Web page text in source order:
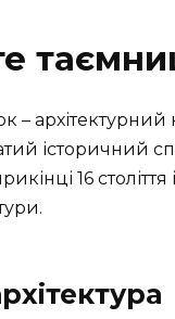
–
історичний
16